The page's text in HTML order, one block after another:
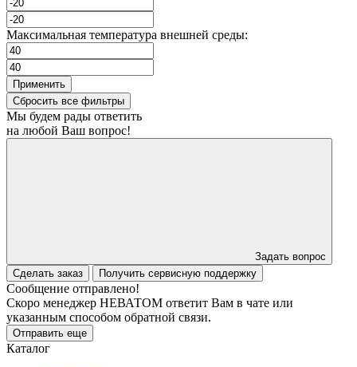
Максимальная температура внешней среды:
Применить
Сбросить все фильтры
Мы будем рады ответить
на любой Ваш вопрос!
Задать вопрос
Сделать заказ
Получить сервисную поддержку
Сообщение отправлено!
Скоро менеджер НЕВАТОМ ответит Вам в чате или
указанным способом обратной связи.
Отправить еще
Каталог